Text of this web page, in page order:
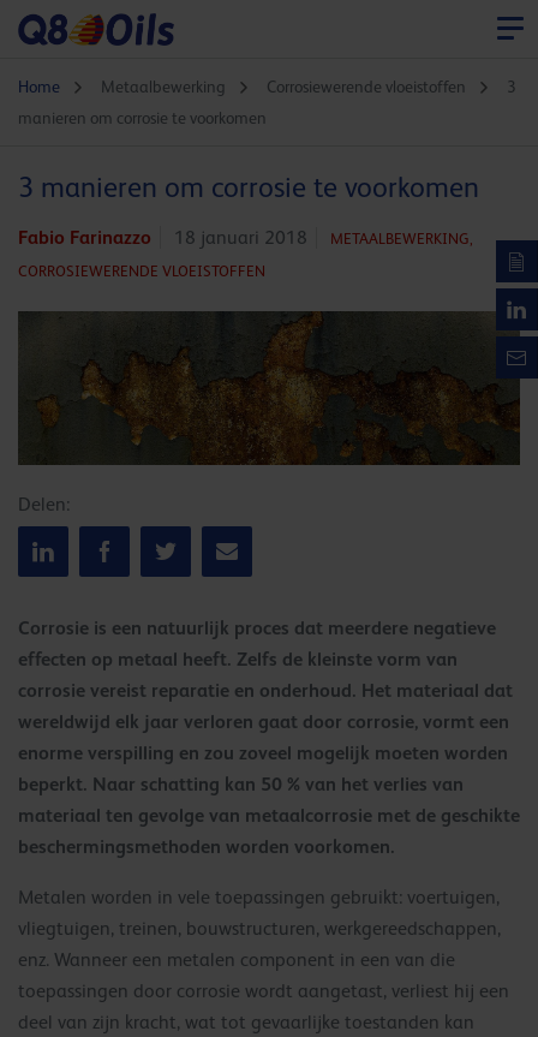
Home Metaalbewerking Corrosiewerende vloeistoffen
3
manieren om corrosie te voorkomen
3 manieren om corrosie te voorkomen
Fabio Farinazzo 18 januari 2018
METAALBEWERKING,
CORROSIEWERENDE VLOEISTOFFEN
Delen:
Corrosie is een natuurlijk proces dat meerdere negatieve
effecten op metaal heeft. Zelfs de kleinste vorm van
corrosie vereist reparatie en onderhoud. Het materiaal dat
wereldwijd elk jaar verloren gaat door corrosie, vormt een
enorme verspilling en zou zoveel mogelijk moeten worden
beperkt. Naar schatting kan 50 % van het verlies van
materiaal ten gevolge van metaalcorrosie met de geschikte
beschermingsmethoden worden voorkomen.
Metalen worden in vele toepassingen gebruikt: voertuigen,
vliegtuigen, treinen, bouwstructuren, werkgereedschappen,
enz. Wanneer een metalen component in een van die
toepassingen door corrosie wordt aangetast, verliest hij een
deel van zijn kracht, wat tot gevaarlijke toestanden kan